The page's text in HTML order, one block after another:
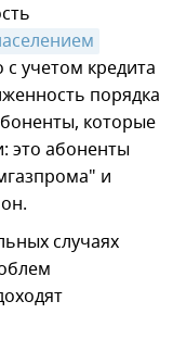
с учетом кредита
порядка
которые
это абоненты
и
случаях